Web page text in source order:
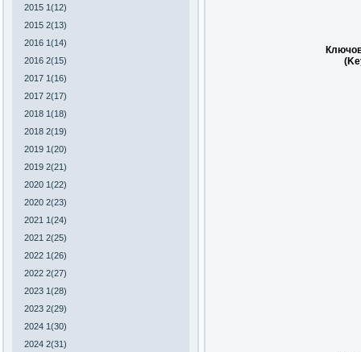
2015 1(12)
2015 2(13)
2016 1(14)
2016 2(15)
2017 1(16)
2017 2(17)
2018 1(18)
2018 2(19)
2019 1(20)
2019 2(21)
2020 1(22)
2020 2(23)
2021 1(24)
2021 2(25)
2022 1(26)
2022 2(27)
2023 1(28)
2023 2(29)
2024 1(30)
2024 2(31)